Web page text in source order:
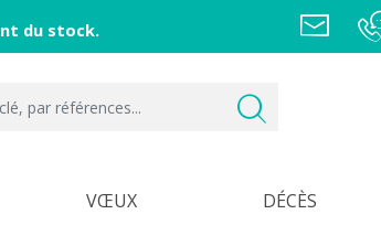
du stock.
VŒUX DÉCÈS